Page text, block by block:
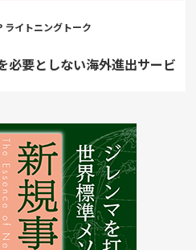
イトニングトーク
要としない海外進出サービ